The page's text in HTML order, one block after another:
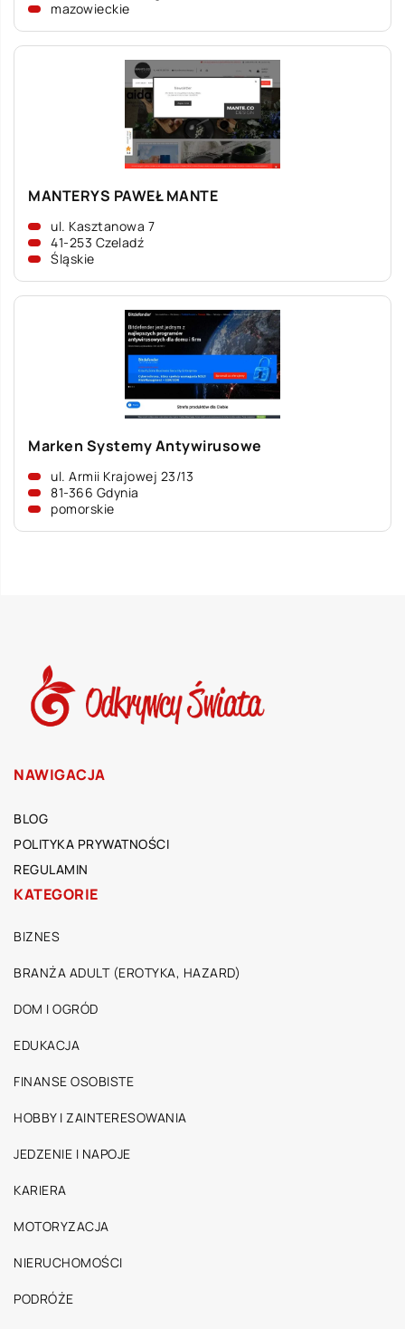
mazowieckie
MANTERYS PAWEŁ MANTE
ul. Kasztanowa 7
41-253 Czeladź
Śląskie
Marken Systemy Antywirusowe
ul. Armii Krajowej 23/13
81-366 Gdynia
pomorskie
NAWIGACJA
BLOG
POLITYKA PRYWATNOŚCI
REGULAMIN
KATEGORIE
BIZNES
BRANŻA ADULT (EROTYKA, HAZARD)
DOM I OGRÓD
EDUKACJA
FINANSE OSOBISTE
HOBBY I ZAINTERESOWANIA
JEDZENIE I NAPOJE
KARIERA
MOTORYZACJA
NIERUCHOMOŚCI
PODRÓŻE